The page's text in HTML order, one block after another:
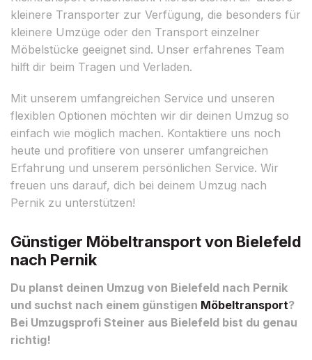
kleinere Transporter zur Verfügung, die besonders für
kleinere Umzüge oder den Transport einzelner
Möbelstücke geeignet sind. Unser erfahrenes Team
hilft dir beim Tragen und Verladen.
Mit unserem umfangreichen Service und unseren
flexiblen Optionen möchten wir dir deinen Umzug so
einfach wie möglich machen. Kontaktiere uns noch
heute und profitiere von unserer umfangreichen
Erfahrung und unserem persönlichen Service. Wir
freuen uns darauf, dich bei deinem Umzug nach
Pernik zu unterstützen!
Günstiger Möbeltransport von Bielefeld
nach Pernik
Du planst deinen Umzug von Bielefeld nach Pernik
und suchst nach einem günstigen Möbeltransport?
Bei Umzugsprofi Steiner aus Bielefeld bist du genau
richtig!